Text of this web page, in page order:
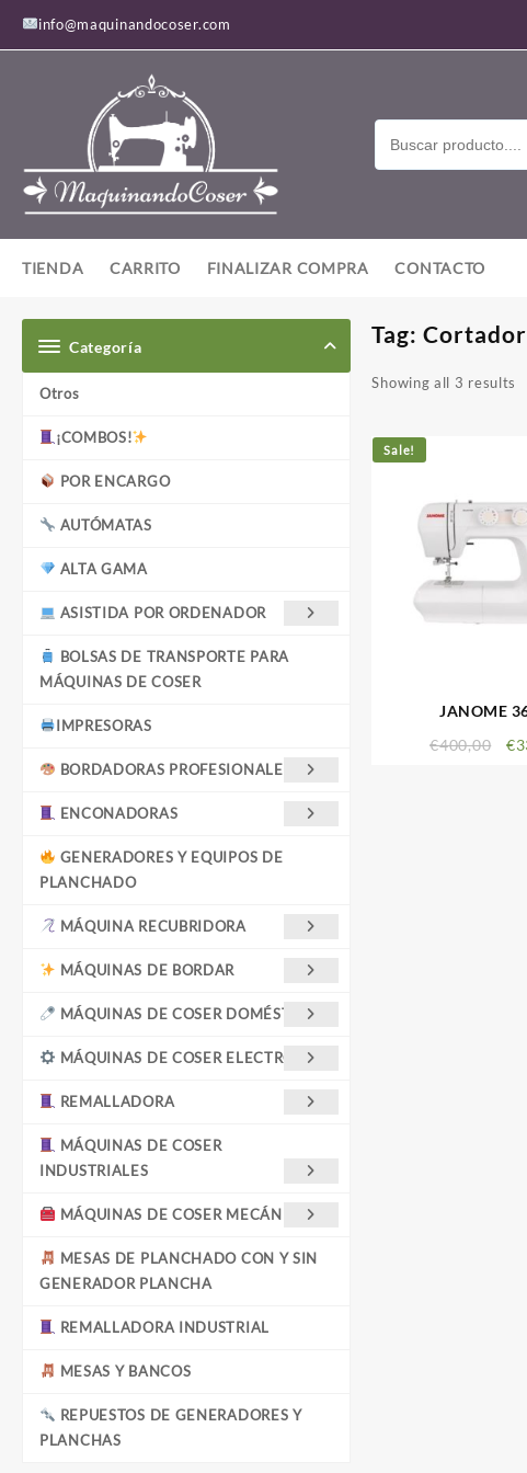
contenido
info@maquinandocoser.com
TIENDA CARRITO FINALIZAR COMPRA CONTACTO
Categoría
Otros
¡COMBOS!
POR ENCARGO
AUTÓMATAS
ALTA GAMA
ASISTIDA POR ORDENADOR
BOLSAS DE TRANSPORTE PARA
MÁQUINAS DE COSER
IMPRESORAS
BORDADORAS PROFESIONALES
ENCONADORAS
GENERADORES Y EQUIPOS DE
PLANCHADO
MÁQUINA RECUBRIDORA
MÁQUINAS DE BORDAR
MÁQUINAS DE COSER DOMÉSTICAS
MÁQUINAS DE COSER ELECTRÓNICA
REMALLADORA
MÁQUINAS DE COSER
INDUSTRIALES
MÁQUINAS DE COSER MECÁNICAS
MESAS DE PLANCHADO CON Y SIN
GENERADOR PLANCHA
REMALLADORA INDUSTRIAL
MESAS Y BANCOS
REPUESTOS DE GENERADORES Y
PLANCHAS
Tag:
Showing all 3 results
Sale!
JANOME
€400,00 €